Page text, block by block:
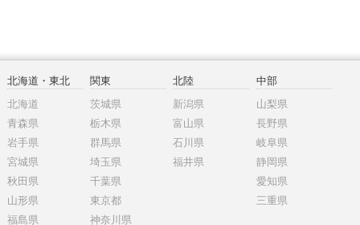
北海道・東北
北海道
青森県
岩手県
宮城県
秋田県
山形県
福島県
関東
茨城県
栃木県
群馬県
埼玉県
千葉県
東京都
神奈川県
北陸
新潟県
富山県
石川県
福井県
中部
山梨県
長野県
岐阜県
静岡県
愛知県
三重県